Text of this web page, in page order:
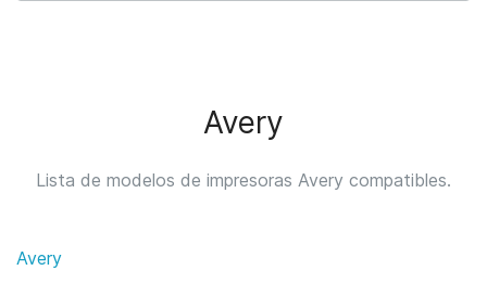
Avery
Lista de modelos de impresoras Avery compatibles.
Avery